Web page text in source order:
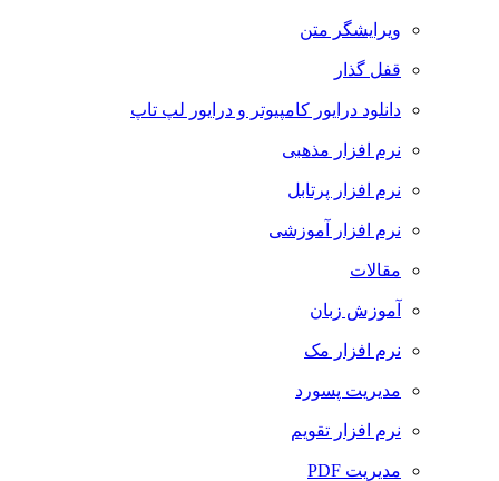
ویرایشگر متن
قفل گذار
دانلود درایور کامپیوتر و درایور لپ تاپ
نرم افزار مذهبی
نرم افزار پرتابل
نرم افزار آموزشی
مقالات
آموزش زبان
نرم افزار مک
مدیریت پسورد
نرم افزار تقویم
مدیریت PDF